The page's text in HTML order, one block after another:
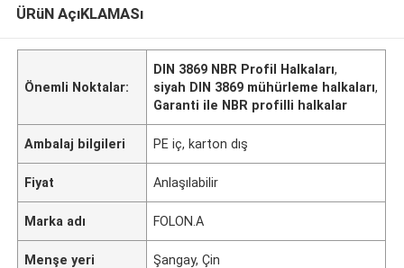
ÜRüN AçıKLAMASı
Önemli Noktalar:
DIN 3869 NBR Profil Halkaları,
siyah DIN 3869 mühürleme halkaları,
Garanti ile NBR profilli halkalar
Ambalaj bilgileri PE iç, karton dış
Fiyat Anlaşılabilir
Marka adı FOLON.A
Menşe yeri Şangay, Çin